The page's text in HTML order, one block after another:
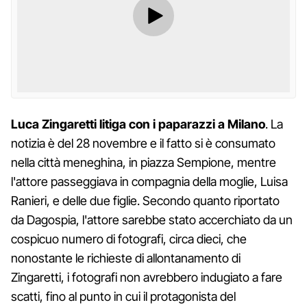
Luca Zingaretti litiga con i paparazzi a Milano. La
notizia è del 28 novembre e il fatto si è consumato
nella città meneghina, in piazza Sempione, mentre
l'attore passeggiava in compagnia della moglie, Luisa
Ranieri, e delle due figlie. Secondo quanto riportato
da Dagospia, l'attore sarebbe stato accerchiato da un
cospicuo numero di fotografi, circa dieci, che
nonostante le richieste di allontanamento di
Zingaretti, i fotografi non avrebbero indugiato a fare
scatti, fino al punto in cui il protagonista del